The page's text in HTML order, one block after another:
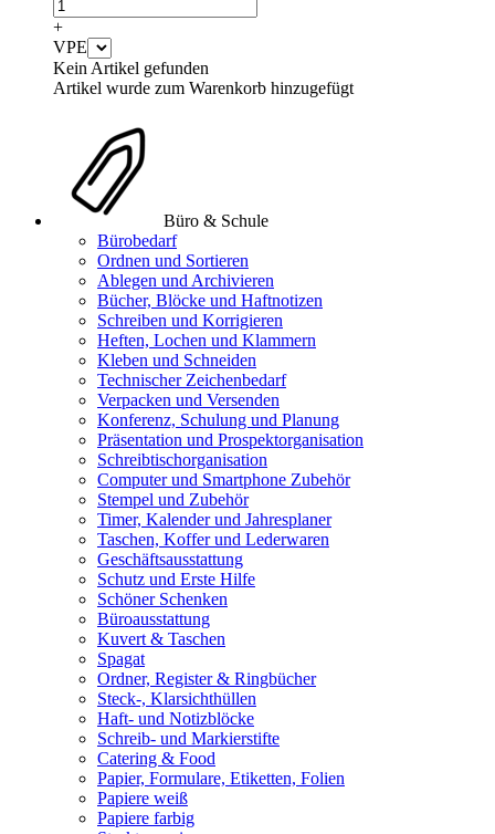
+
VPE
Kein Artikel gefunden
Artikel wurde zum Warenkorb hinzugefügt
Büro & Schule
Bürobedarf
Ordnen und Sortieren
Ablegen und Archivieren
Bücher, Blöcke und Haftnotizen
Schreiben und Korrigieren
Heften, Lochen und Klammern
Kleben und Schneiden
Technischer Zeichenbedarf
Verpacken und Versenden
Konferenz, Schulung und Planung
Präsentation und Prospektorganisation
Schreibtischorganisation
Computer und Smartphone Zubehör
Stempel und Zubehör
Timer, Kalender und Jahresplaner
Taschen, Koffer und Lederwaren
Geschäftsausstattung
Schutz und Erste Hilfe
Schöner Schenken
Büroausstattung
Kuvert & Taschen
Spagat
Ordner, Register & Ringbücher
Steck-, Klarsichthüllen
Haft- und Notizblöcke
Schreib- und Markierstifte
Catering & Food
Papier, Formulare, Etiketten, Folien
Papiere weiß
Papiere farbig